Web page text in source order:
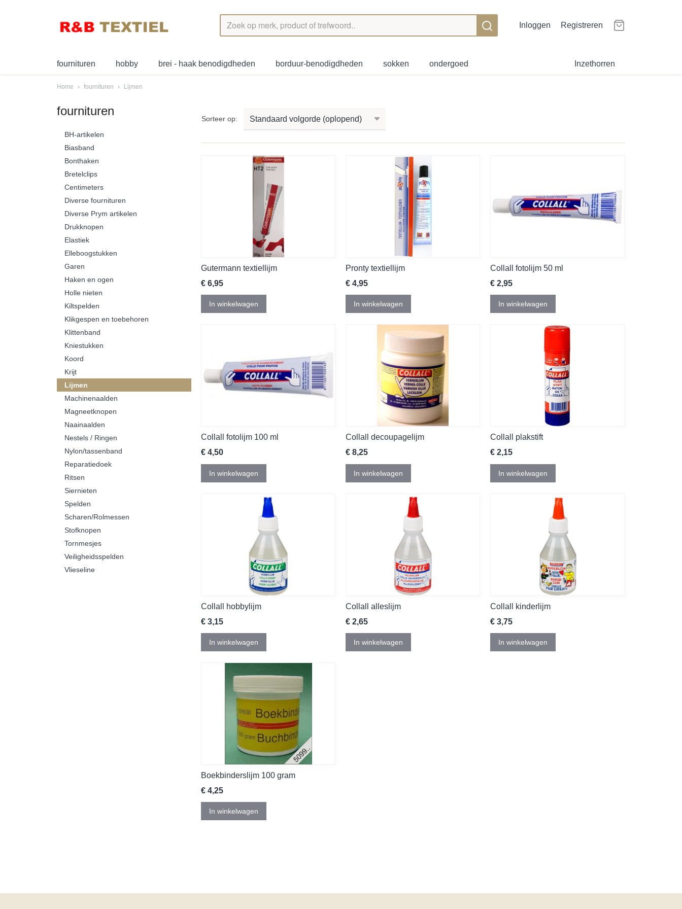
Inloggen Registreren
Inzethorren
fournituren hobby brei - haak benodigdheden borduur-benodigdheden sokken ondergoed
Home › fournituren › Lijmen
fournituren
BH-artikelen
Biasband
Bonthaken
Bretelclips
Centimeters
Diverse fournituren
Diverse Prym artikelen
Drukknopen
Elastiek
Elleboogstukken
Garen
Haken en ogen
Holle nieten
Kiltspelden
Klikgespen en toebehoren
Klittenband
Kniestukken
Koord
Krijt
Lijmen
Machinenaalden
Magneetknopen
Naainaalden
Nestels / Ringen
Nylon/tassenband
Reparatiedoek
Ritsen
Siernieten
Spelden
Scharen/Rolmessen
Stofknopen
Tornmesjes
Veiligheidsspelden
Vlieseline
Sorteer op:
Gutermann textiellijm
€ 6,95
In winkelwagen
Pronty textiellijm
€ 4,95
In winkelwagen
Collall fotolijm 50 ml
€ 2,95
In winkelwagen
Collall fotolijm 100 ml
€ 4,50
In winkelwagen
Collall decoupagelijm
€ 8,25
In winkelwagen
Collall plakstift
€ 2,15
In winkelwagen
Collall hobbylijm
€ 3,15
In winkelwagen
Collall alleslijm
€ 2,65
In winkelwagen
Collall kinderlijm
€ 3,75
In winkelwagen
Boekbinderslijm 100 gram
€ 4,25
In winkelwagen